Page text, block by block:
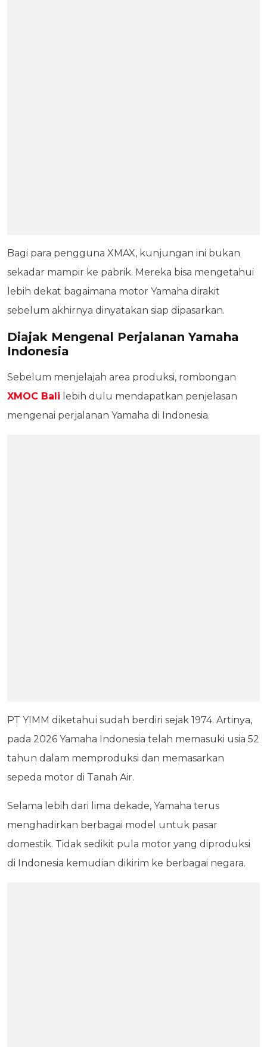
Bagi para pengguna XMAX, kunjungan ini bukan
sekadar mampir ke pabrik. Mereka bisa mengetahui
lebih dekat bagaimana motor Yamaha dirakit
sebelum akhirnya dinyatakan siap dipasarkan.
Diajak Mengenal Perjalanan Yamaha
Indonesia
Sebelum menjelajah area produksi, rombongan
XMOC Bali lebih dulu mendapatkan penjelasan
mengenai perjalanan Yamaha di Indonesia.
PT YIMM diketahui sudah berdiri sejak 1974. Artinya,
pada 2026 Yamaha Indonesia telah memasuki usia 52
tahun dalam memproduksi dan memasarkan
sepeda motor di Tanah Air.
Selama lebih dari lima dekade, Yamaha terus
menghadirkan berbagai model untuk pasar
domestik. Tidak sedikit pula motor yang diproduksi
di Indonesia kemudian dikirim ke berbagai negara.